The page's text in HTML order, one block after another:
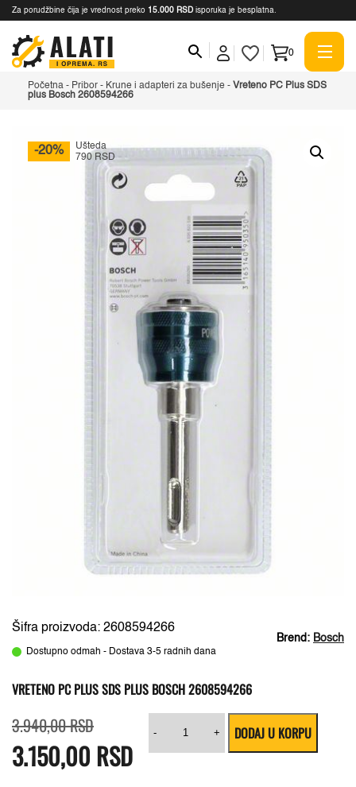
Za porudžbine čija je vrednost preko 15.000 RSD isporuka je besplatna.
0
Početna - Pribor - Krune i adapteri za bušenje - Vreteno PC Plus SDS
plus Bosch 2608594266
-20%
Ušteda
790 RSD
Brend: Bosch
Šifra proizvoda: 2608594266
Dostupno odmah - Dostava 3-5 radnih dana
VRETENO PC PLUS SDS PLUS BOSCH 2608594266
3.940,00RSDcena
je
bila:
3.940,00 RSD.
3.150,00 RSD
cena
je:
3.150,00 RSD.
-
SDS
+ DODAJ U KORPU